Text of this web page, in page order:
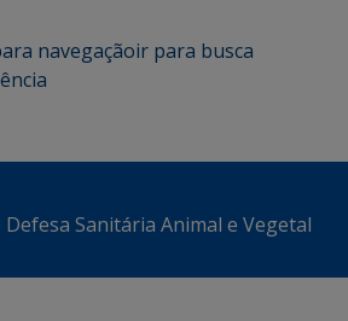
navegaçãoir para busca
Sanitária Animal e Vegetal